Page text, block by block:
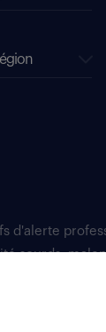
d'alerte
sourds,